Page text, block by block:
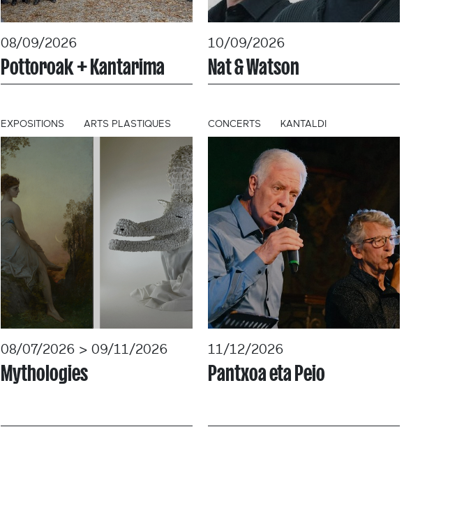
08/09/2026
Pottoroak + Kantarima
10/09/2026
Nat & Watson
EXPOSITIONS ARTS PLASTIQUES
08/07/2026 > 09/11/2026
Mythologies
CONCERTS KANTALDI
11/12/2026
Pantxoa eta Peio